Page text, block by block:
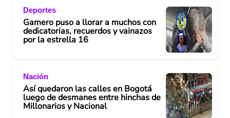
Deportes
Gamero puso a llorar a muchos con
dedicatorias, recuerdos y vainazos
por la estrella 16
Nación
Así quedaron las calles en Bogotá
luego de desmanes entre hinchas de
Millonarios y Nacional